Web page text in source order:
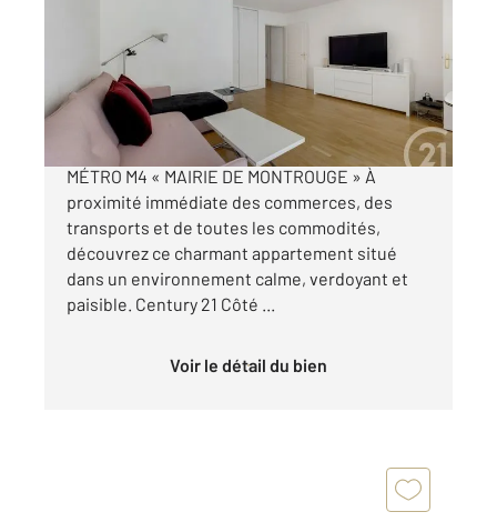
Appartement F2 à vendre
395 000 €
MONTROUGE CŒUR DE VILLE À 3 MINUTES DU
MÉTRO M4 « MAIRIE DE MONTROUGE » À
proximité immédiate des commerces, des
transports et de toutes les commodités,
découvrez ce charmant appartement situé
dans un environnement calme, verdoyant et
paisible. Century 21 Côté ...
Voir le détail du bien